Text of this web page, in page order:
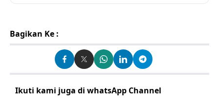
Bagikan Ke :
Ikuti kami juga di whatsApp Channel